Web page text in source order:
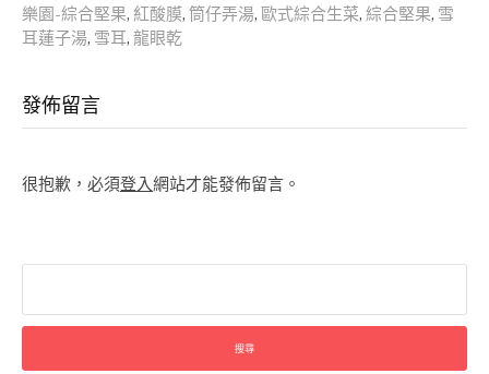
樂園-綜合堅果, 紅酸膜, 筒仔弄湯, 歐式綜合生菜, 綜合堅果, 雪
耳蓮子湯, 雪耳, 龍眼乾
發佈留言
很抱歉，必須登入網站才能發佈留言。
關